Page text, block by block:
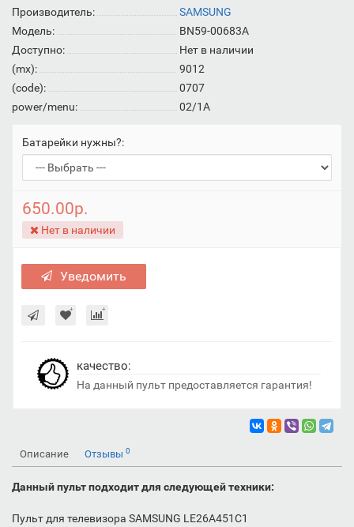
Производитель:
SAMSUNG
Модель:
BN59-00683A
Доступно:
Нет в наличии
(mx):
9012
(code):
0707
power/menu:
02/1A
Батарейки нужны?:
650.00р.
Нет в наличии
Уведомить
качество:
На данный пульт предоставляетcя гарантия!
Описание Отзывы 0
Данный пульт подходит для следующей техники:
Пульт для телевизора SAMSUNG LE26A451C1